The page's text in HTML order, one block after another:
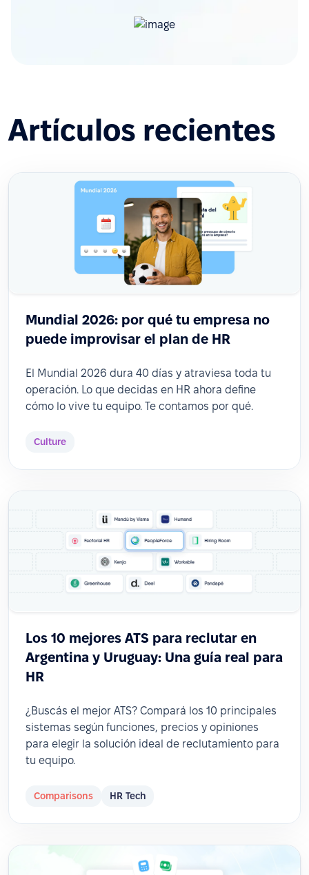
Artículos recientes
Mundial 2026: por qué tu empresa no
puede improvisar el plan de HR
El Mundial 2026 dura 40 días y atraviesa toda tu
operación. Lo que decidas en HR ahora define
cómo lo vive tu equipo. Te contamos por qué.
Culture
Los 10 mejores ATS para reclutar en
Argentina y Uruguay: Una guía real para
HR
¿Buscás el mejor ATS? Compará los 10 principales
sistemas según funciones, precios y opiniones
para elegir la solución ideal de reclutamiento para
tu equipo.
Comparisons HR Tech